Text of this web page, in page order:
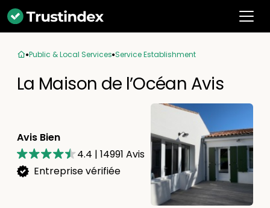
Public & Local Services Service Establishment
La Maison de l’Océan Avis
Avis Bien
4.4 | 14991 Avis
Entreprise vérifiée